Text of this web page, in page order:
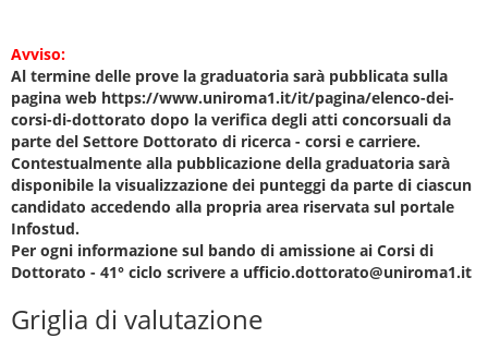
Avviso:
Al termine delle prove la graduatoria sarà pubblicata sulla
pagina web https://www.uniroma1.it/it/pagina/elenco-dei-
corsi-di-dottorato dopo la verifica degli atti concorsuali da
parte del Settore Dottorato di ricerca - corsi e carriere.
Contestualmente alla pubblicazione della graduatoria sarà
disponibile la visualizzazione dei punteggi da parte di ciascun
candidato accedendo alla propria area riservata sul portale
Infostud.
Per ogni informazione sul bando di amissione ai Corsi di
Dottorato - 41° ciclo scrivere a ufficio.dottorato@uniroma1.it
Griglia di valutazione